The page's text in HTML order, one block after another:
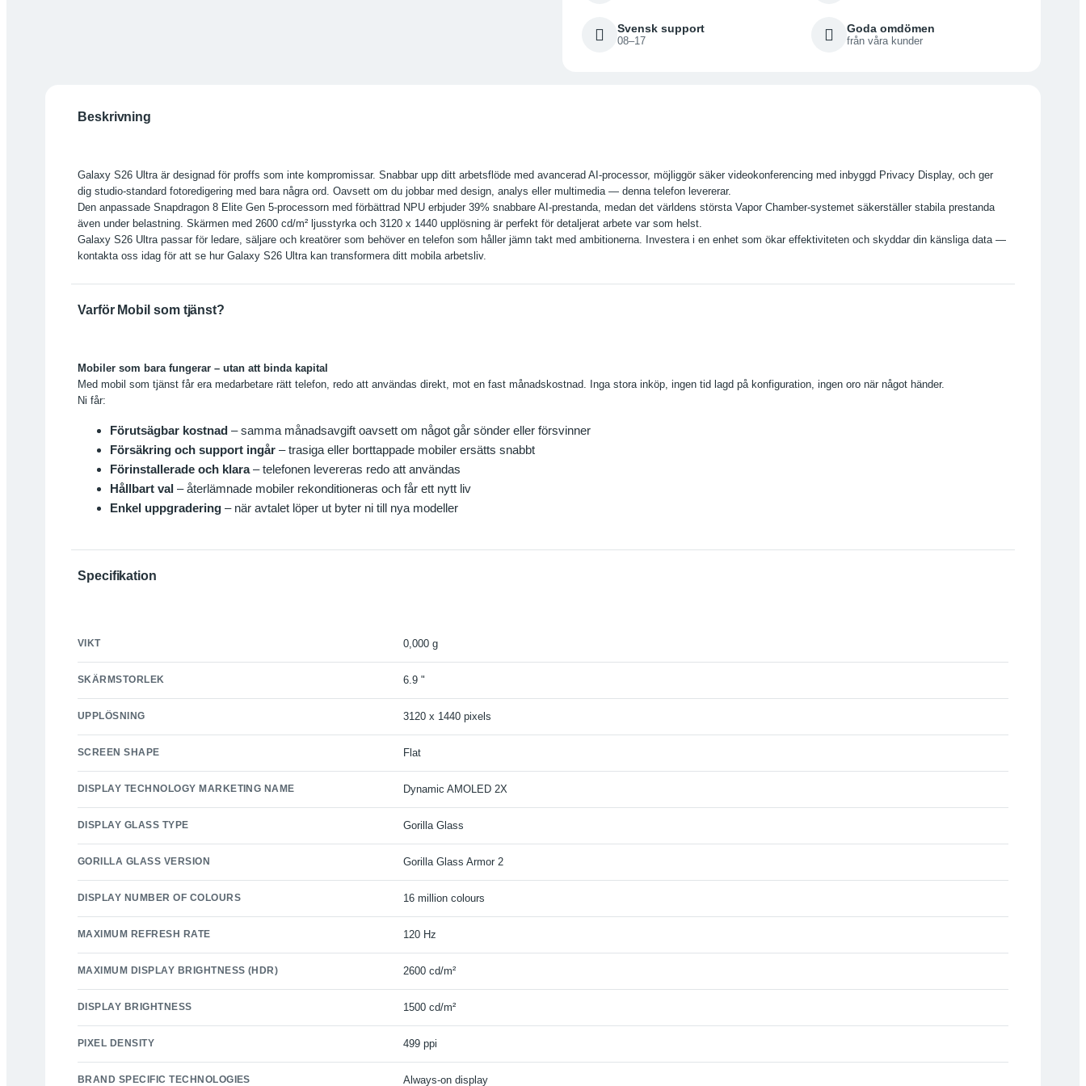
Svensk support
08–17
Goda omdömen
från våra kunder
Beskrivning
Galaxy S26 Ultra är designad för proffs som inte kompromissar. Snabbar upp ditt arbetsflöde med avancerad AI-processor, möjliggör säker videokonferencing med inbyggd Privacy Display, och ger
dig studio-standard fotoredigering med bara några ord. Oavsett om du jobbar med design, analys eller multimedia — denna telefon levererar.
Den anpassade Snapdragon 8 Elite Gen 5-processorn med förbättrad NPU erbjuder 39% snabbare AI-prestanda, medan det världens största Vapor Chamber-systemet säkerställer stabila prestanda
även under belastning. Skärmen med 2600 cd/m² ljusstyrka och 3120 x 1440 upplösning är perfekt för detaljerat arbete var som helst.
Galaxy S26 Ultra passar för ledare, säljare och kreatörer som behöver en telefon som håller jämn takt med ambitionerna. Investera i en enhet som ökar effektiviteten och skyddar din känsliga data —
kontakta oss idag för att se hur Galaxy S26 Ultra kan transformera ditt mobila arbetsliv.
Varför Mobil som tjänst?
Mobiler som bara fungerar – utan att binda kapital
Med mobil som tjänst får era medarbetare rätt telefon, redo att användas direkt, mot en fast månadskostnad. Inga stora inköp, ingen tid lagd på konfiguration, ingen oro när något händer.
Ni får:
Förutsägbar kostnad – samma månadsavgift oavsett om något går sönder eller försvinner
Försäkring och support ingår – trasiga eller borttappade mobiler ersätts snabbt
Förinstallerade och klara– telefonen levereras redo att användas
Hållbart val – återlämnade mobiler rekonditioneras och får ett nytt liv
Enkel uppgradering – när avtalet löper ut byter ni till nya modeller
Specifikation
VIKT 0,000 g
SKÄRMSTORLEK 6.9 "
UPPLÖSNING 3120 x 1440 pixels
SCREEN SHAPE Flat
DISPLAY TECHNOLOGY MARKETING NAME Dynamic AMOLED 2X
DISPLAY GLASS TYPE Gorilla Glass
GORILLA GLASS VERSION Gorilla Glass Armor 2
DISPLAY NUMBER OF COLOURS 16 million colours
MAXIMUM REFRESH RATE 120 Hz
MAXIMUM DISPLAY BRIGHTNESS (HDR) 2600 cd/m²
DISPLAY BRIGHTNESS 1500 cd/m²
PIXEL DENSITY 499 ppi
BRAND SPECIFIC TECHNOLOGIES Always-on display